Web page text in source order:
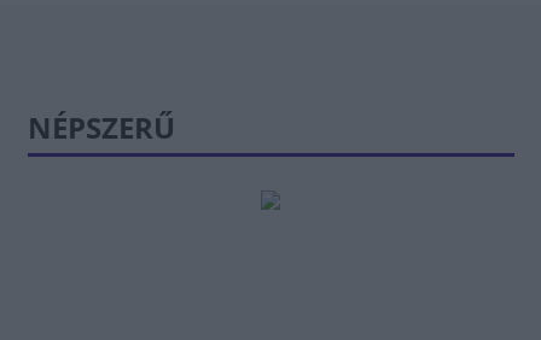
NÉPSZERŰ